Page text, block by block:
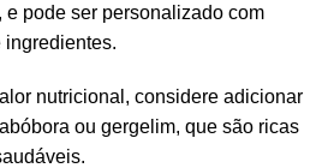
e pode ser personalizado com
ingredientes.
nutricional, considere adicionar
ou gergelim, que são ricas